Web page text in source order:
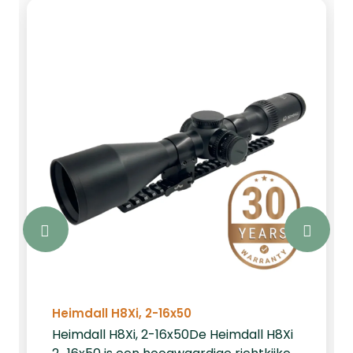
Heimdall H8Xi, 2-16x50
Heimdall H8Xi, 2-16x50De Heimdall H8Xi